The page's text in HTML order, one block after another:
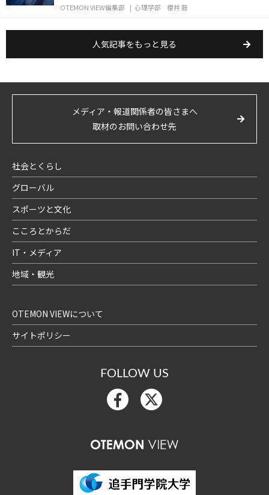
OTEMON VIEW編集部
心理学部 櫻井 鼓
人気記事をもっと見る
メディア・報道関係者の皆さまへ
取材のお問い合わせ先
社会とくらし
グローバル
スポーツと文化
こころとからだ
IT・メディア
地域・観光
OTEMON VIEWについて
サイトポリシー
FOLLOW US